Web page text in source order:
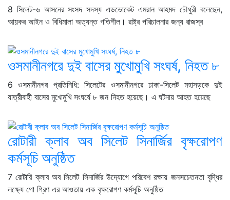
8 ‎সিলেট-৬ আসনের সংসদ সদস্য এডভোকেট এমরান আহমদ চৌধুরী বলেছেন,
আয়কর আইন ও বিধিমালা অত্যন্ত গতিশীল। রাষ্ট্র পরিচালনার জন্য রাজস্ব
ওসমানীনগরে দুই বাসের মুখোমুখি সংঘর্ষ, নিহত ৮
6 ওসমানীনগর প্রতিনিধি: সিলেটের ওসমানীনগরে ঢাকা-সিলেট মহাসড়কে দুই
যাত্রীবাহী বাসের মুখোমুখি সংঘর্ষে ৮ জন নিহত হয়েছে। এ ঘটনায় আহত হয়েছে
রোটারী ক্লাব অব সিলেট সিনার্জির বৃক্ষরোপণ
কর্মসূচি অনুষ্ঠিত
7 রোটারি ক্লাব অব সিলেট সিনার্জির উদ্যোগে পরিবেশ রক্ষায় জনসচেতনতা বৃদ্ধির
লক্ষ্যে গো গ্রিণ এর আওতায় এক বৃক্ষরোপণ কর্মসূচি অনুষ্ঠিত